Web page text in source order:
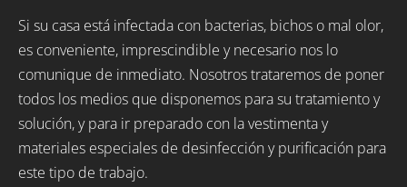
Si su casa está infectada con bacterias, bichos o mal olor,
es conveniente, imprescindible y necesario nos lo
comunique de inmediato. Nosotros trataremos de poner
todos los medios que disponemos para su tratamiento y
solución, y para ir preparado con la vestimenta y
materiales especiales de desinfección y purificación para
este tipo de trabajo.